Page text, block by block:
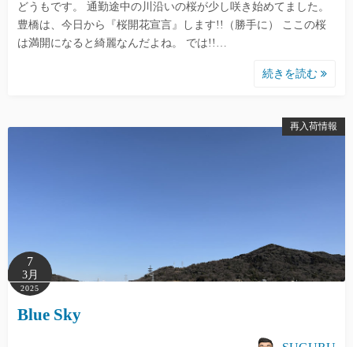
どうもです。 通勤途中の川沿いの桜が少し咲き始めてました。
豊橋は、今日から『桜開花宣言』します!!（勝手に） ここの桜
は満開になると綺麗なんだよね。 では!!…
続きを読む
再入荷情報
7
3月
2025
Blue Sky